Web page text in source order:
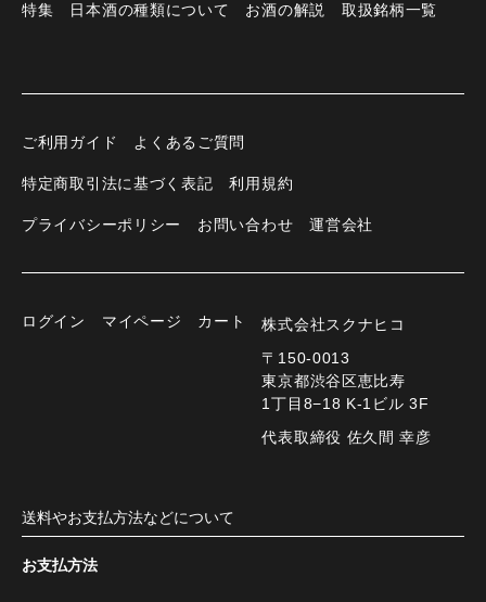
特集 日本酒の種類について お酒の解説 取扱銘柄一覧
ご利用ガイド よくあるご質問
特定商取引法に基づく表記 利用規約
プライバシーポリシー お問い合わせ 運営会社
ログイン マイページ カート
株式会社スクナヒコ
〒150-0013
東京都渋谷区恵比寿
1丁目8−18 K-1ビル 3F
代表取締役 佐久間 幸彦
送料やお支払方法などについて
お支払方法